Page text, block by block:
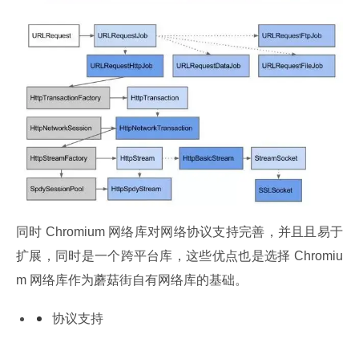
同时 Chromium 网络库对网络协议支持完善，并且且易于
扩展，同时是一个跨平台库，这些优点也是选择 Chromiu
m 网络库作为蘑菇街自有网络库的基础。
协议支持